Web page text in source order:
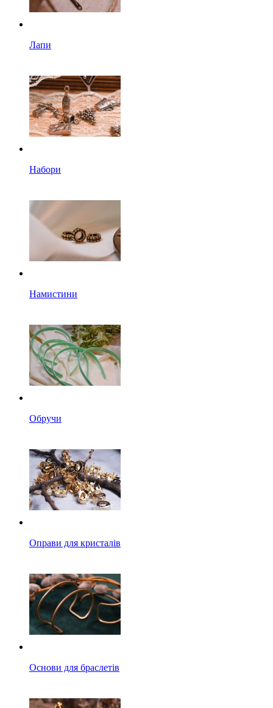
Лапи
Набори
Намистини
Обручи
Оправи для кристалів
Основи для браслетів